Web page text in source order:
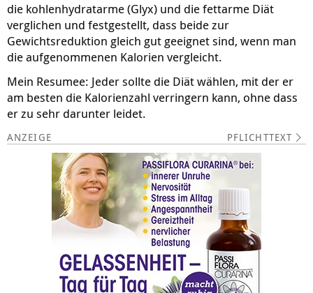
die kohlenhydratarme (Glyx) und die fettarme Diät
verglichen und festgestellt, dass beide zur
Gewichtsreduktion gleich gut geeignet sind, wenn man
die aufgenommenen Kalorien vergleicht.
Mein Resumee: Jeder sollte die Diät wählen, mit der er
am besten die Kalorienzahl verringern kann, ohne dass
er zu sehr darunter leidet.
PFLICHTTEXT